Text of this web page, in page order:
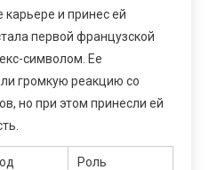
и принес ей
первой французской
символом. Ее
громкую реакцию со
но при этом принесли ей
Роль